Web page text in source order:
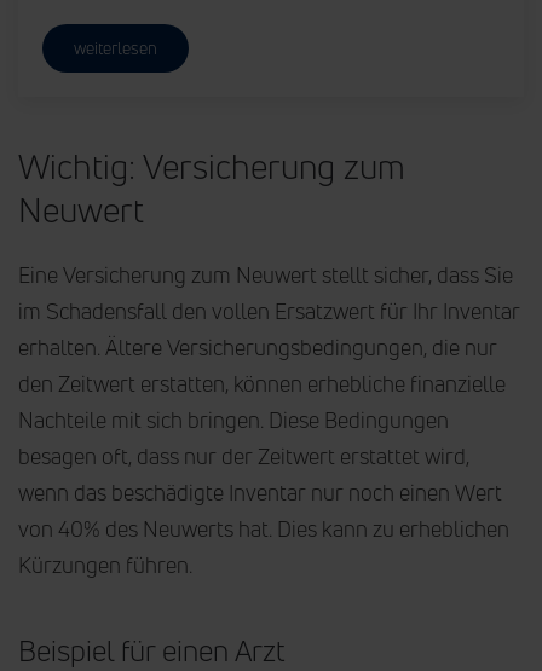
weiterlesen
Wichtig: Versicherung zum
Neuwert
Eine Versicherung zum Neuwert stellt sicher, dass Sie
im Schadensfall den vollen Ersatzwert für Ihr Inventar
erhalten. Ältere Versicherungsbedingungen, die nur
den Zeitwert erstatten, können erhebliche finanzielle
Nachteile mit sich bringen. Diese Bedingungen
besagen oft, dass nur der Zeitwert erstattet wird,
wenn das beschädigte Inventar nur noch einen Wert
von 40% des Neuwerts hat. Dies kann zu erheblichen
Kürzungen führen.
Beispiel für einen Arzt